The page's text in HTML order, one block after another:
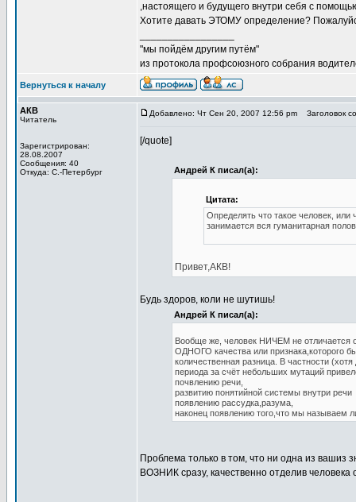
,настоящего и будущего внутри себя с
Хотите давать ЭТОМУ определение?
"мы пойдём другим путём"
из протокола профсоюзного собрания
Вернуться к началу
АКВ
Читатель
Зарегистрирован:
28.08.2007
Сообщения: 40
Откуда: С.-Петербург
Добавлено: Чт Сен 20, 2007 12:56 pm Заголовок
[/quote]
Андрей К писал(а):
Цитата:
Определять что такое человек,
занимается вся гуманитарная
Привет,АКВ!
Будь здоров, коли не шутишь!
Андрей К писал(а):
Вообще же, человек НИЧЕМ не отличается
ОДНОГО качества или признака,которого
количественная разница. В частности
периода за счёт небольших мутаций
почвлению речи,
развитию понятийной системы внутри речи
появлению рассудка,разума,
наконец появлению того,что мы называем
Проблема только в том, что ни одна из
ВОЗНИК сразу, качественно отделив человека